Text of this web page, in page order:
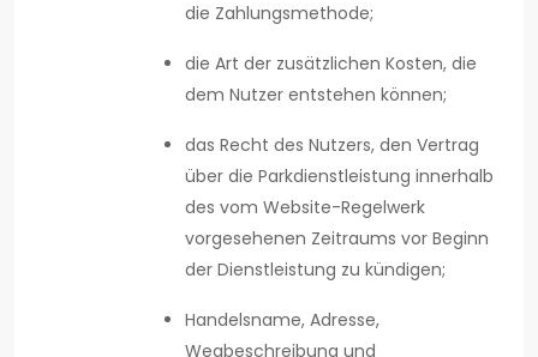
die Zahlungsmethode;
die Art der zusätzlichen Kosten, die
dem Nutzer entstehen können;
das Recht des Nutzers, den Vertrag
über die Parkdienstleistung innerhalb
des vom Website-Regelwerk
vorgesehenen Zeitraums vor Beginn
der Dienstleistung zu kündigen;
Handelsname, Adresse,
Wegbeschreibung und